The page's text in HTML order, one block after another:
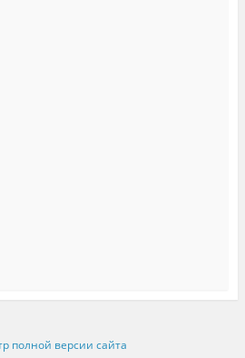
полной версии сайта